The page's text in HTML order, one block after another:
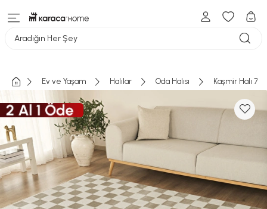
Aradığın Her Şey
Ev ve Yaşam Halılar Oda Halısı Kaşmir Halı 7/